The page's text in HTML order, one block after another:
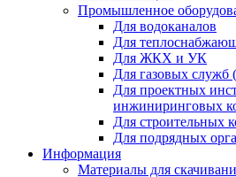
Промышленное
Для водоканалов
Для
Для ЖКХ и УК
Для газовых служб
Для проектных
инжиниринговых
Для строительных
Для подрядных
Информация
Материалы для